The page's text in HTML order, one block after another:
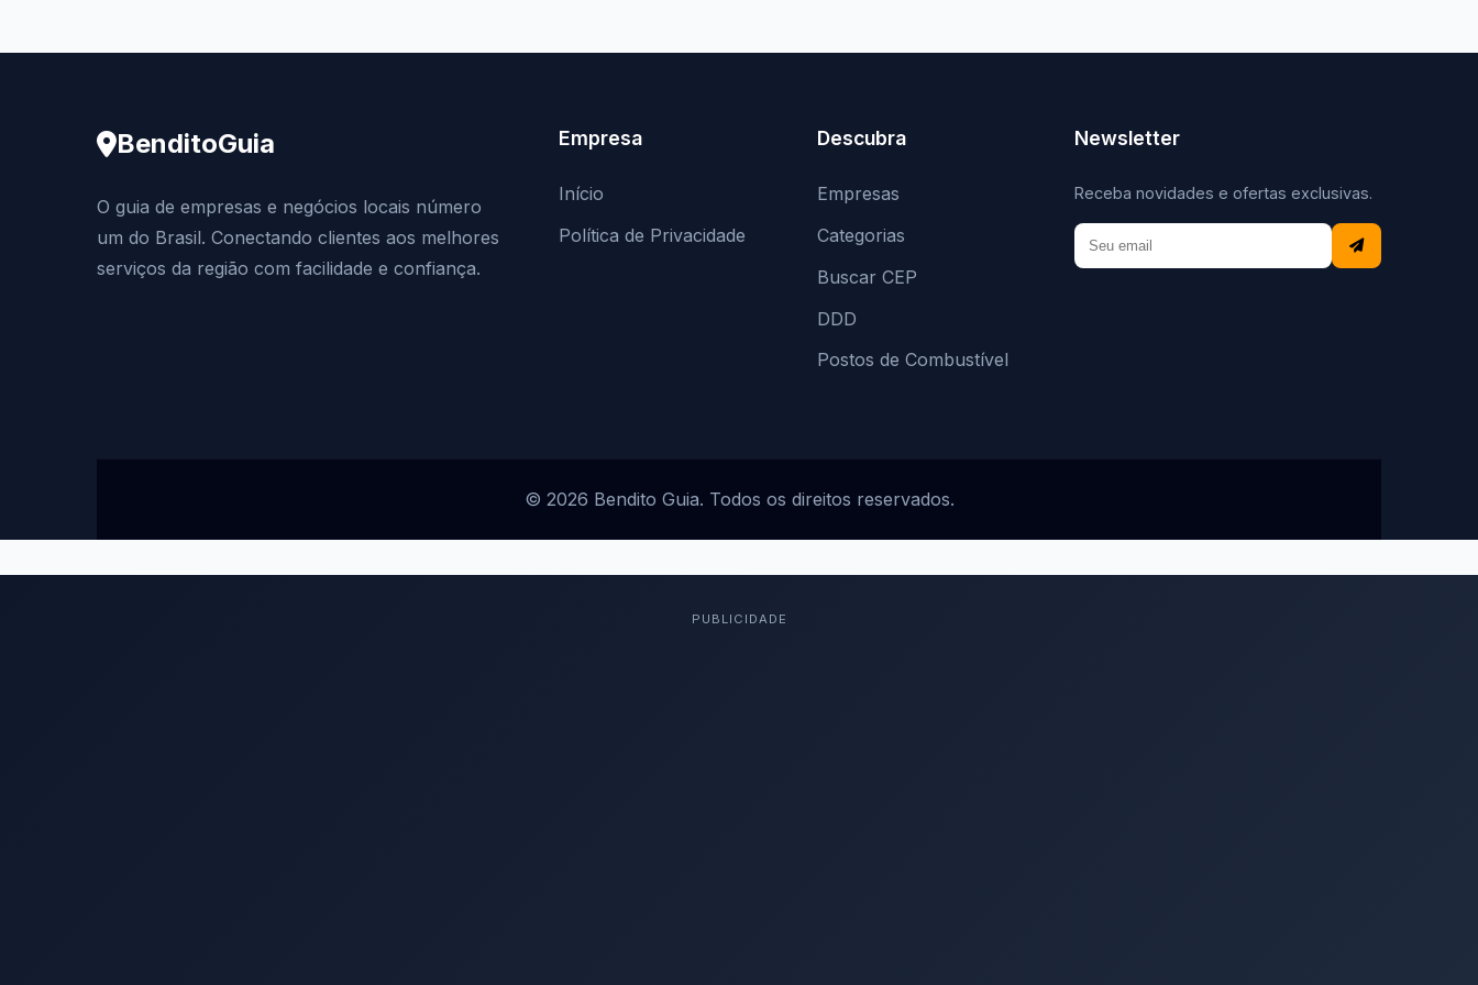
BenditoGuia
O guia de empresas e negócios locais número
um do Brasil. Conectando clientes aos melhores
serviços da região com facilidade e confiança.
Empresa
Início
Política de Privacidade
Descubra
Empresas
Categorias
Buscar CEP
DDD
Postos de Combustível
Newsletter
Receba novidades e ofertas exclusivas.
© 2026 Bendito Guia. Todos os direitos reservados.